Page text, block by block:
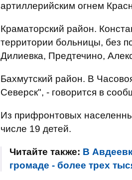
артиллерийским огнем
Краматорский район.
территории больницы, без
Дилиевка, Предтечино,
Бахмутский район. В
Северск", - говорится в
Из прифронтовых
числе 19 детей.
Читайте также: В
громаде - более трех